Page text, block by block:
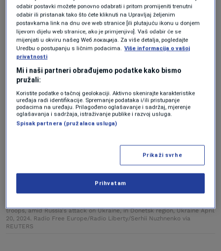
zadacima nisu zamijenili traktoriMT-LB
Servicemen of the 1148th separate artillery brigade of Air Assault
troops, amid Russia's attack on Ukraine, in Donetsk region, Ukraine April
20, 2024. Radio Free Europe/Radio Liberty/Serhii Nuzhnenko via
REUTERS
odabir postavki možete ponovno odabrati i pritom promijeniti trenutni
odabir ili pristanak tako što ćete kliknuti na Upravljaj željenim
postavkama link na dnu ove web stranice [ili plutajuću ikonu u donjem
lijevom dijelu web stranice, ako je primjenjivo]. Vaš odabir će se
mijenjati u okviru našeg Wеб локација. Za više detalja, pogledajte
Uredbu o postupanju s ličnim podacima. Više informacija o vašoj
privatnosti
Mi i naši partneri obrađujemo podatke kako bismo
pružali:
Koristite podatke o tačnoj geolokaciji. Aktivno skenirajte karakteristike
uređaja radi identifikacije. Spremanje podataka i/ili pristupanje
podacima na uređaju. Prilagođeno oglašavanje i sadržaj, mjerenje
oglašavanja i sadržaja, istraživanje publike i razvoj usluga.
Spisak partnera (pružalaca usluga)
Prikaži svrhe
Prihvatam